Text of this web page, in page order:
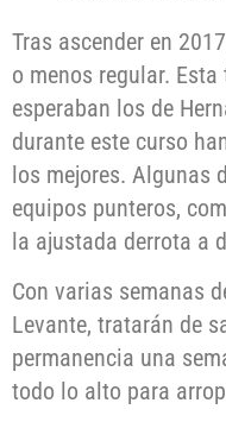
Tras ascender en
o menos regular.
esperaban los de
durante este curso
los mejores. Algunas
equipos punteros,
la ajustada derrota a
Con varias semanas
Levante, tratarán de
permanencia una
todo lo alto para